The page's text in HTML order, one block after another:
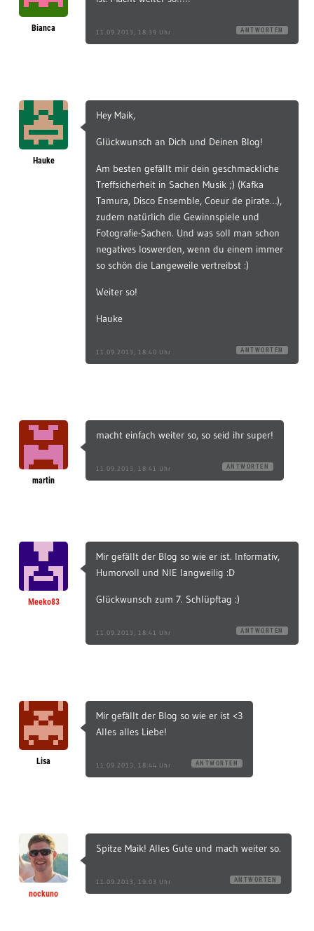
Bianca 11.09.2013, 18:39 Uhr ANTWORTEN
Hauke
Hey Maik,
Glückwunsch an Dich und Deinen Blog!
Am besten gefällt mir dein geschmackliche
Treffsicherheit in Sachen Musik ;) (Kafka
Tamura, Disco Ensemble, Coeur de pirate…),
zudem natürlich die Gewinnspiele und
Fotografie-Sachen. Und was soll man schon
negatives loswerden, wenn du einem immer
so schön die Langeweile vertreibst :)
Weiter so!
Hauke
11.09.2013, 18:40 Uhr ANTWORTEN
martin
macht einfach weiter so, so seid ihr super!
11.09.2013, 18:41 Uhr ANTWORTEN
Meeko83
Mir gefällt der Blog so wie er ist. Informativ,
Humorvoll und NIE langweilig :D
Glückwunsch zum 7. Schlüpftag :)
11.09.2013, 18:41 Uhr ANTWORTEN
Lisa
Mir gefällt der Blog so wie er ist <3
Alles alles Liebe!
11.09.2013, 18:44 Uhr ANTWORTEN
nockuno
Spitze Maik! Alles Gute und mach weiter so.
11.09.2013, 19:03 Uhr ANTWORTEN